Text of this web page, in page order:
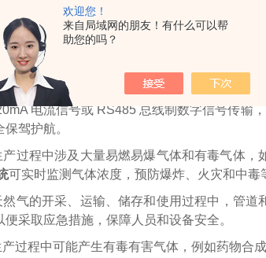
欢迎您！
来自局域网的朋友！有什么可以帮
助您的吗？
毒可燃检测系统采用红外遥控操作，无需开
安全监测至关重要。GDS气体检测系统搭
气接口，能便捷外接声光报警器，及时传递
外壳采用不锈钢与铝合金材质，具备 IP66 防
电流信号或 RS485 总线制数字信号传输
驾护航。
过程中涉及大量易燃易爆气体和有毒气体
可实时监测气体浓度，预防爆炸、火灾和中毒
气的开采、运输、储存和使用过程中，管
采取应急措施，保障人员和设备安全。
过程中可能产生有毒有害气体，例如药物合